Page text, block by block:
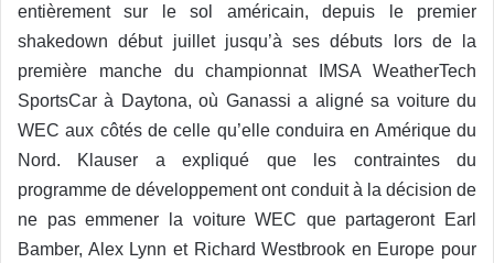
entièrement sur le sol américain, depuis le premier
shakedown début juillet jusqu’à ses débuts lors de la
première manche du championnat IMSA WeatherTech
SportsCar à Daytona, où Ganassi a aligné sa voiture du
WEC aux côtés de celle qu’elle conduira en Amérique du
Nord. Klauser a expliqué que les contraintes du
programme de développement ont conduit à la décision de
ne pas emmener la voiture WEC que partageront Earl
Bamber, Alex Lynn et Richard Westbrook en Europe pour